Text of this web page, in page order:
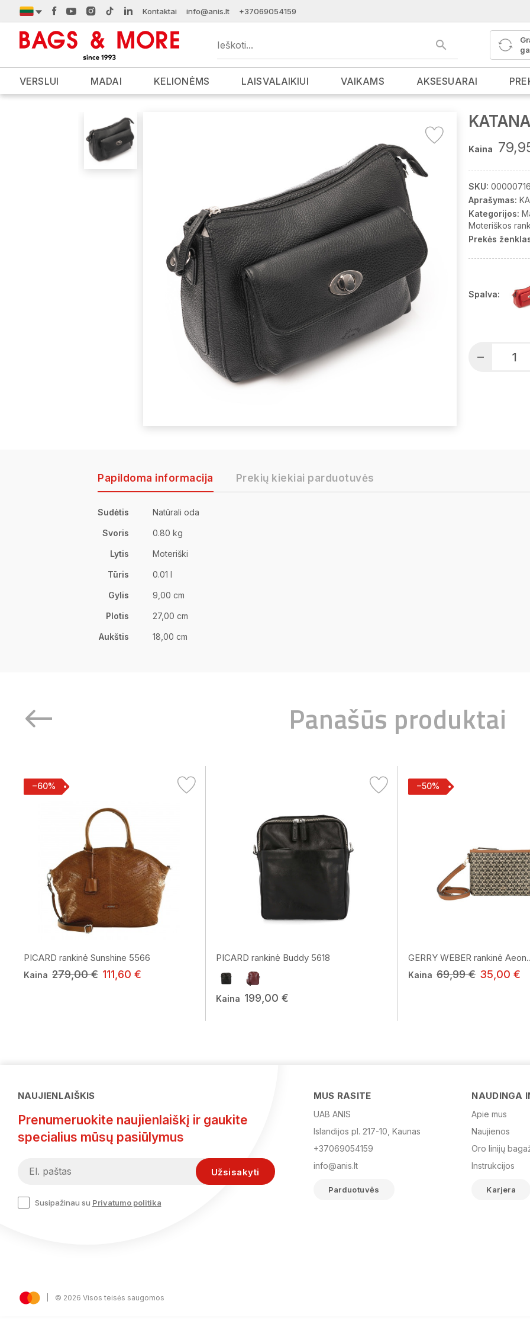
Kontaktai info@anis.lt +37069054159
VERSLUI MADAI KELIONĖMS LAISVALAIKIUI VAIKAMS AKSESUARAI
Kaina
SKU:
Aprašymas:
Kategorijos:
Moteriškos
Prekės
Spalva:
Papildoma informacija Prekių kiekiai parduotuvės
Sudėtis Natūrali oda
Svoris 0.80 kg
Lytis Moteriški
Tūris 0.01 l
Gylis 9,00 cm
Plotis 27,00 cm
Aukštis 18,00 cm
Panašūs produktai
−60%
PICARD rankinė Sunshine 5566
Kaina 279,00 € 111,60 €
PICARD rankinė Buddy 5618
Kaina 199,00 €
−50%
GERRY WEBER rankinė
Kaina 69,99 € 35,00 €
NAUJIENLAIŠKIS
Prenumeruokite naujienlaiškį ir gaukite
specialius mūsų pasiūlymus
Susipažinau su Privatumo politika
MUS RASITE
UAB ANIS
Islandijos pl. 217-10, Kaunas
+37069054159
info@anis.lt
Parduotuvės
NAUDINGA
Apie mus
Naujienos
Oro linijų
Instrukcijos
Karjera
© 2026 Visos teisės saugomos